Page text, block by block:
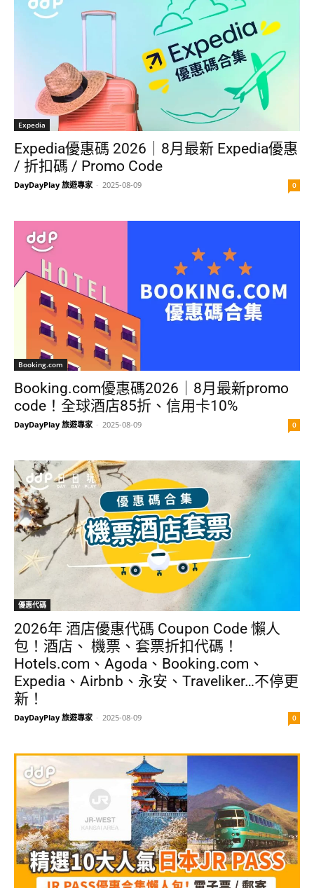
Expedia
Expedia優惠碼 2026｜8月最新 Expedia優惠
/ 折扣碼 / Promo Code
DayDayPlay 旅遊專家 - 2025-08-09 0
Booking.com
Booking.com優惠碼2026｜8月最新promo
code！全球酒店85折、信用卡10%
DayDayPlay 旅遊專家 - 2025-08-09 0
優惠代碼
2026年 酒店優惠代碼 Coupon Code 懶人
包！酒店、 機票、套票折扣代碼！
Hotels.com、Agoda、Booking.com、
Expedia、Airbnb、永安、Traveliker…不停更
新！
DayDayPlay 旅遊專家 - 2025-08-09 0